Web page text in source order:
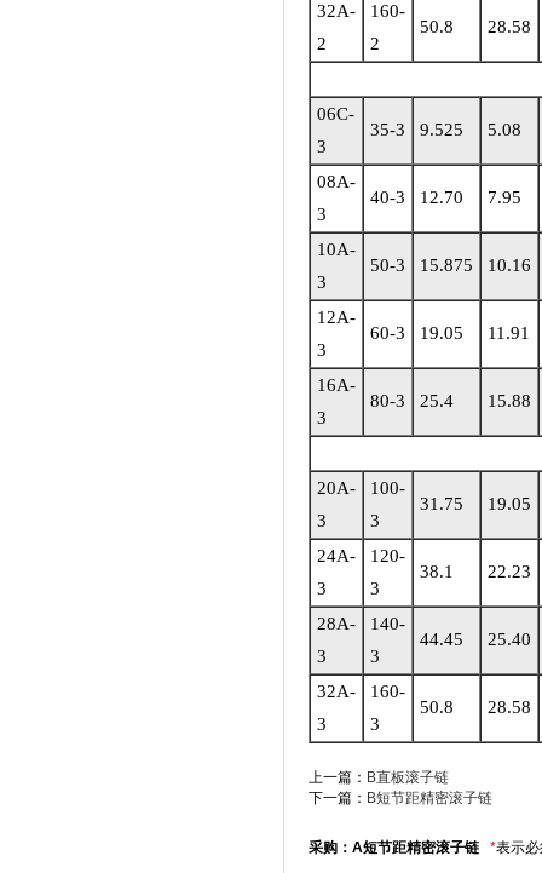
32A-
2
160-
2
50.8 28.58
06C-
3
35-3 9.525 5.08
08A-
3
40-3 12.70 7.95
10A-
3
50-3 15.875 10.16
12A-
3
60-3 19.05 11.91
16A-
3
80-3 25.4 15.88
20A-
3
100-
3
31.75 19.05
24A-
3
120-
3
38.1 22.23
28A-
3
140-
3
44.45 25.40
32A-
3
160-
3
50.8 28.58
上一篇： B直板滚子链
下一篇： B短节距精密滚子链
采购：A短节距精密滚子链 *表示